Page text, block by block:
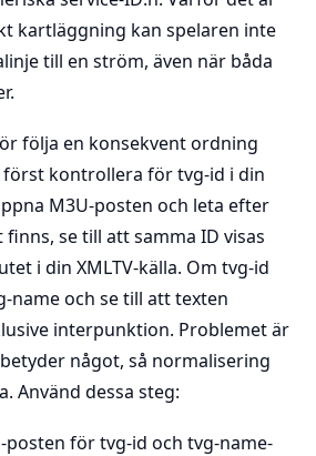
kartläggning kan spelaren inte
till en ström, även när båda
följa en konsekvent ordning
kontrollera för tvg-id i din
M3U-posten och leta efter
finns, se till att samma ID visas
i din XMLTV-källa. Om tvg-id
name och se till att texten
interpunktion. Problemet är
något, så normalisering
Använd dessa steg:
posten för tvg-id och tvg-name-